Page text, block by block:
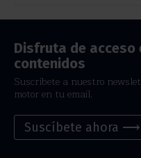
Disfruta de acceso
contenidos
Suscríbete a nuestro
motor en tu email.
Suscíbete ahora ⟶